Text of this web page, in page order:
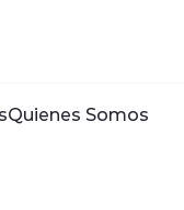
Quienes Somos